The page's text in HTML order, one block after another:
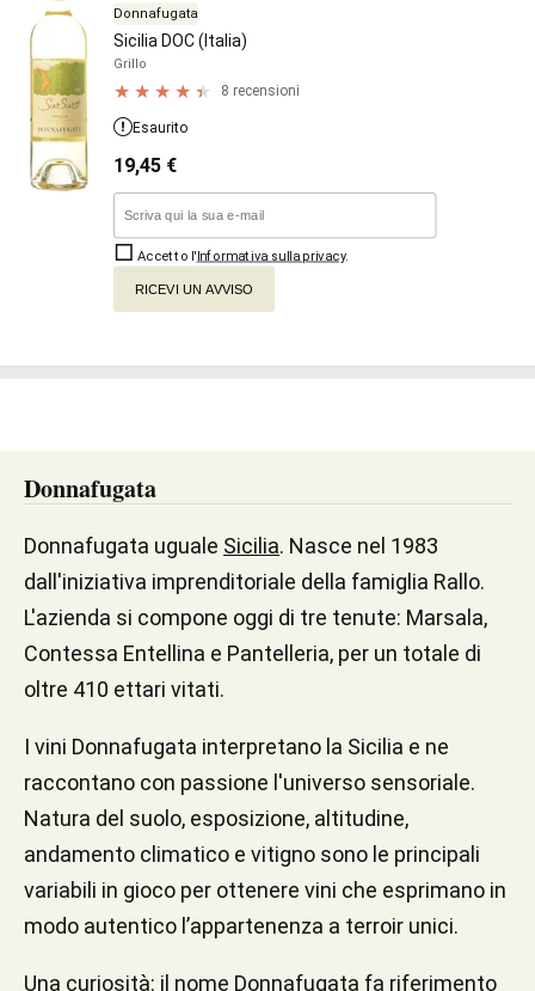
Donnafugata
Sicilia DOC (Italia)
Grillo
8 recensioni
Esaurito
19,45 €
Accetto l'Informativa sulla privacy.
RICEVI UN AVVISO
Donnafugata
Donnafugata uguale Sicilia. Nasce nel 1983
dall'iniziativa imprenditoriale della famiglia Rallo.
L'azienda si compone oggi di tre tenute: Marsala,
Contessa Entellina e Pantelleria, per un totale di
oltre 410 ettari vitati.
I vini Donnafugata interpretano la Sicilia e ne
raccontano con passione l'universo sensoriale.
Natura del suolo, esposizione, altitudine,
andamento climatico e vitigno sono le principali
variabili in gioco per ottenere vini che esprimano in
modo autentico l’appartenenza a terroir unici.
Una curiosità: il nome Donnafugata fa riferimento